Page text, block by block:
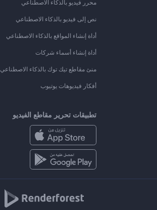
محرر فيديو بالذكاء الاصطناعي
نص إلى فيديو بالذكاء الاصطناعي
أداة إنشاء المواقع بالذكاء الاصطناعي
أداة إنشاء أسماء شركات
منئ مقاطع تيك توك بالذكاء الاصطناعي
أفكار فيديوهات يوتيوب
تطبيقات تحرير مقاطع الفيديو